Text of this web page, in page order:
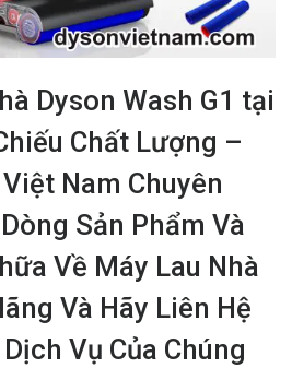
Dyson Wash G1 tại
Chất Lượng –
Nam Chuyên
Sản Phẩm Và
Về Máy Lau Nhà
Và Hãy Liên Hệ
Vụ Của Chúng